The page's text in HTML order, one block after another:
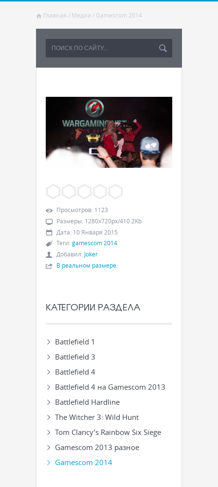
Главная / Медиа / Gamescom 2014
Просмотров: 1123
Размеры: 1280x720px/410.2Kb
Дата: 10 Января 2015
Теги: gamescom 2014
Добавил: Joker
В реальном размере
КАТЕГОРИИ РАЗДЕЛА
Battlefield 1
Battlefield 3
Battlefield 4
Battlefield 4 на Gamescom 2013
Battlefield Hardline
The Witcher 3: Wild Hunt
Tom Clancy’s Rainbow Six Siege
Gamescom 2013 разное
Gamescom 2014